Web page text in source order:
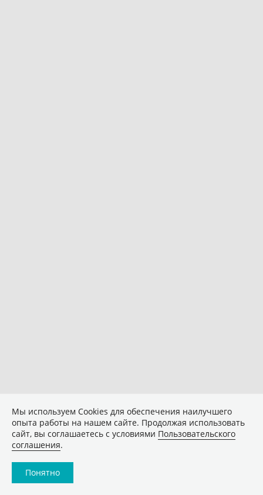
Мы используем Сookies для обеспечения наилучшего
опыта работы на нашем сайте. Продолжая использовать
сайт, вы соглашаетесь с условиями Пользовательского
соглашения.
Понятно